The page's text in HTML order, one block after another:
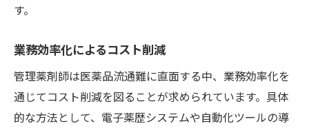
す。
業務効率化によるコスト削減
管理薬剤師は医薬品流通難に直面する中、業務効率化を
通じてコスト削減を図ることが求められています。具体
的な方法として、電子薬歴システムや自動化ツールの導